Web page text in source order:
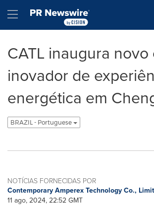
Hamburger menu
CATL inaugura
inovador de
energética em
BRAZIL - Portuguese
NOTÍCIAS FORNECIDAS POR
Contemporary Amperex Technology Co.,
11 ago, 2024, 22:52 GMT